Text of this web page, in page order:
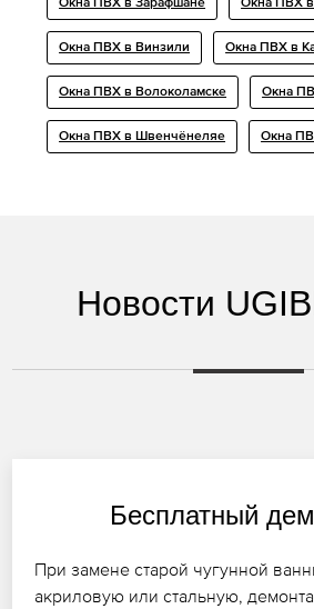
Окна ПВХ в Зарафшане Окна ПВХ
Окна ПВХ в Винзили Окна ПВХ в
Окна ПВХ в Волоколамске Окна
Окна ПВХ в Швенчёнеляе Окна
Новости
Бесплатный
При замене старой чугунной
акриловую или стальную,